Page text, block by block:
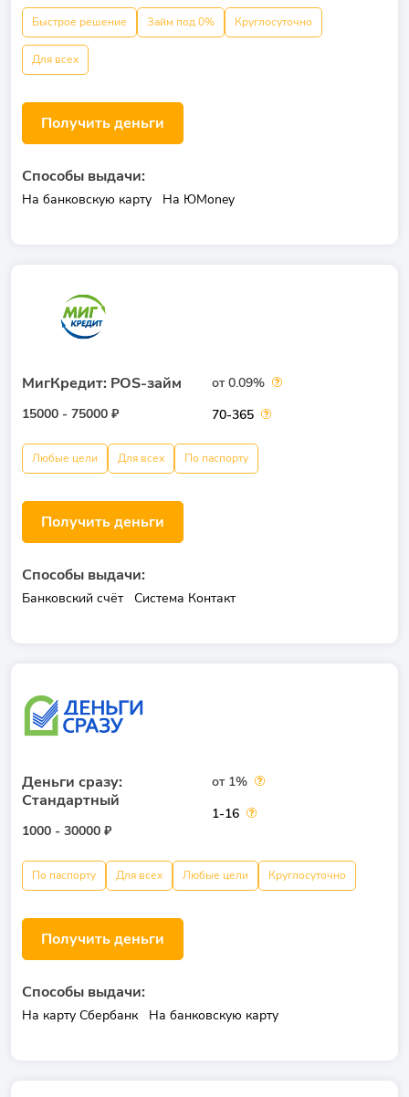
Быстрое решение Займ под 0% Круглосуточно
Для всех
Получить деньги
Способы выдачи:
На банковскую карту На ЮMoney
МигКредит: POS-займ
15000 - 75000 ₽
от 0.09%
70-365
Любые цели Для всех По паспорту
Получить деньги
Способы выдачи:
Банковский счёт Система Контакт
Деньги сразу:
Стандартный
1000 - 30000 ₽
от 1%
1-16
По паспорту Для всех Любые цели Круглосуточно
Получить деньги
Способы выдачи:
На карту Сбербанк На банковскую карту